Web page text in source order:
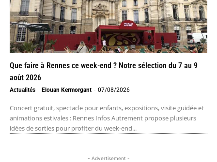
Que faire à Rennes ce week-end ? Notre sélection du 7 au 9
août 2026
Actualités Elouan Kermorgant - 07/08/2026
Concert gratuit, spectacle pour enfants, expositions, visite guidée et
animations estivales : Rennes Infos Autrement propose plusieurs
idées de sorties pour profiter du week-end...
- Advertisement -